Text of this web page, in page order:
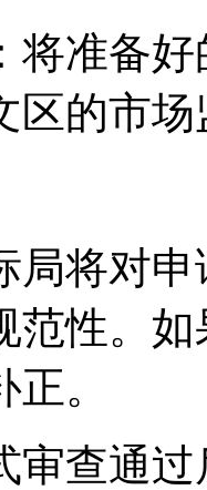
将准备
区的市
局将对
范性。
。
审查通